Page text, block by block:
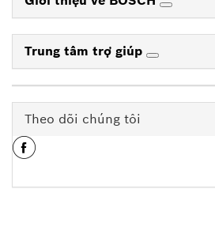
Trung tâm trợ giúp
Theo dõi chúng tôi